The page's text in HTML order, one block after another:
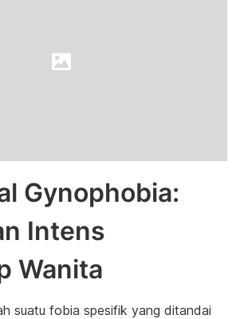
Gynophobia:
Intens
Wanita
suatu fobia spesifik yang ditandai